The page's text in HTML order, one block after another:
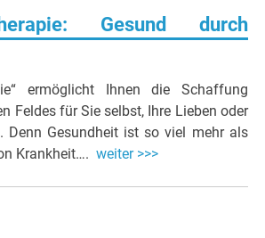
Gesund durch
ermöglicht Ihnen die Schaffung
Feldes für Sie selbst, Ihre Lieben oder
Denn Gesundheit ist so viel mehr als
Krankheit….weiter >>>